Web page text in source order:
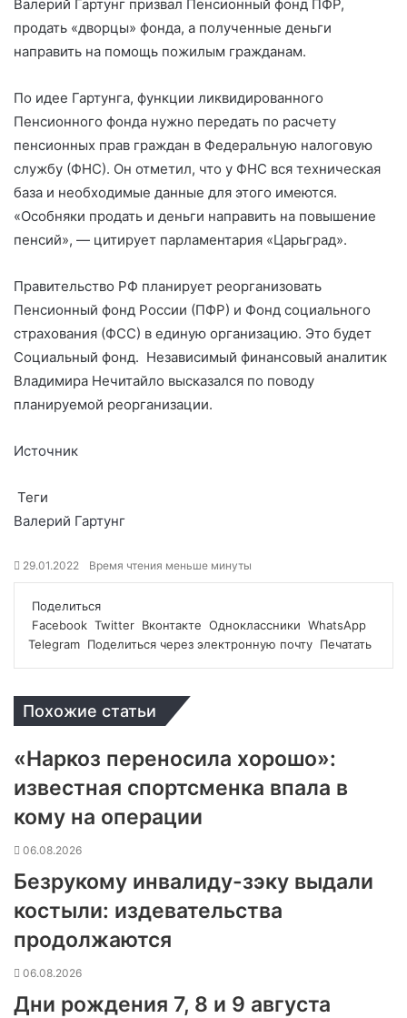
Валерий Гартунг призвал Пенсионный фонд ПФР,
продать «дворцы» фонда, а полученные деньги
направить на помощь пожилым гражданам.
По идее Гартунга, функции ликвидированного
Пенсионного фонда нужно передать по расчету
пенсионных прав граждан в Федеральную налоговую
службу (ФНС). Он отметил, что у ФНС вся техническая
база и необходимые данные для этого имеются.
«Особняки продать и деньги направить на повышение
пенсий», — цитирует парламентария «Царьград».
Правительство РФ планирует реорганизовать
Пенсионный фонд России (ПФР) и Фонд социального
страхования (ФСС) в единую организацию. Это будет
Социальный фонд. Независимый финансовый аналитик
Владимира Нечитайло высказался по поводу
планируемой реорганизации.
Источник
Теги
Валерий Гартунг
29.01.2022 Время чтения меньше минуты
Поделиться
Facebook Twitter Вконтакте Одноклассники WhatsApp
Telegram Поделиться через электронную почту Печатать
Похожие статьи
«Наркоз переносила хорошо»:
известная спортсменка впала в
кому на операции
06.08.2026
Безрукому инвалиду-зэку выдали
костыли: издевательства
продолжаются
06.08.2026
Дни рождения 7, 8 и 9 августа